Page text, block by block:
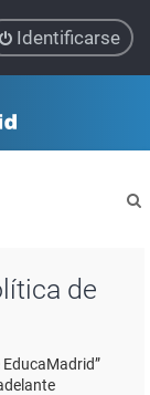
Identificarse
de